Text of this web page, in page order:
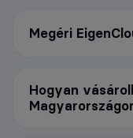
Megéri
Hogyan